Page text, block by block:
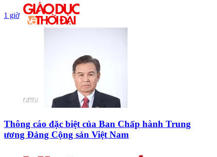
1 giờ
Thông cáo đặc biệt của Ban Chấp hành Trung
ương Đảng Cộng sản Việt Nam